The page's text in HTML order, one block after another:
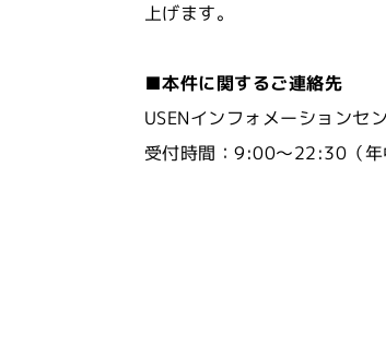
上げます。
■本件に関するご連絡先
USENインフォメーション
受付時間：9:00～22:30（年